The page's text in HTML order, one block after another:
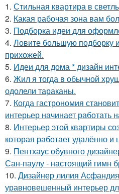
1. Стильная квартира в
2. Какая рабочая зона вам
3. Подборка идеи для
4. Ловите большую подборку
прихожей.
5. Идеи для дома * дизайн
6. Жил я тогда в обычной
одолели тараканы.
7. Когда гастрономия
интерьер начинает работать
8. Интерьер этой квартиры
которая работает удалённо
9. Пентхаус обувного
Сан-паулу - настоящий гимн
10. Дизайнер лилия
уравновешенный интерьер